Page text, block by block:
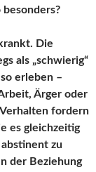
besonders?
Die
als „schwierig“
erleben –
Ärger oder
fordern
es gleichzeitig
zu
der Beziehung